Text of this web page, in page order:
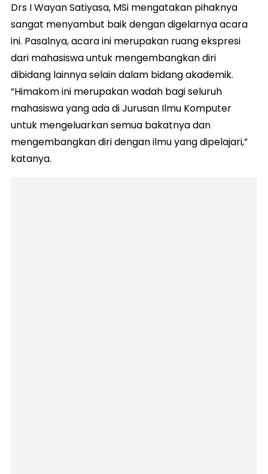
Drs I Wayan Satiyasa, MSi mengatakan pihaknya
sangat menyambut baik dengan digelarnya acara
ini. Pasalnya, acara ini merupakan ruang ekspresi
dari mahasiswa untuk mengembangkan diri
dibidang lainnya selain dalam bidang akademik.
“Himakom ini merupakan wadah bagi seluruh
mahasiswa yang ada di Jurusan Ilmu Komputer
untuk mengeluarkan semua bakatnya dan
mengembangkan diri dengan ilmu yang dipelajari,”
katanya.